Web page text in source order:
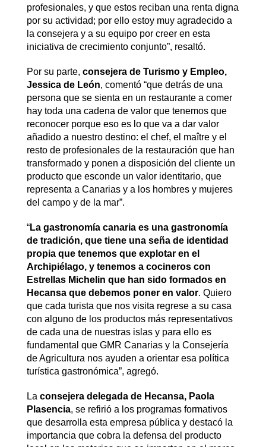
profesionales, y que estos reciban una renta digna
por su actividad; por ello estoy muy agradecido a
la consejera y a su equipo por creer en esta
iniciativa de crecimiento conjunto”, resaltó.
Por su parte, consejera de Turismo y Empleo,
Jessica de León, comentó “que detrás de una
persona que se sienta en un restaurante a comer
hay toda una cadena de valor que tenemos que
reconocer porque eso es lo que va a dar valor
añadido a nuestro destino: el chef, el maître y el
resto de profesionales de la restauración que han
transformado y ponen a disposición del cliente un
producto que esconde un valor identitario, que
representa a Canarias y a los hombres y mujeres
del campo y de la mar”.
“La gastronomía canaria es una gastronomía
de tradición, que tiene una seña de identidad
propia que tenemos que explotar en el
Archipiélago, y tenemos a cocineros con
Estrellas Michelin que han sido formados en
Hecansa que debemos poner en valor. Quiero
que cada turista que nos visita regrese a su casa
con alguno de los productos más representativos
de cada una de nuestras islas y para ello es
fundamental que GMR Canarias y la Consejería
de Agricultura nos ayuden a orientar esa política
turística gastronómica”, agregó.
La consejera delegada de Hecansa, Paola
Plasencia, se refirió a los programas formativos
que desarrolla esta empresa pública y destacó la
importancia que cobra la defensa del producto